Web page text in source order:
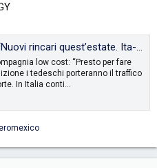
Ita-Lufthansa? Benefici per i contribuenti ma danneggerà l’Italia”
low cost: “Presto per fare
i tedeschi porteranno il traffico
In Italia conti…